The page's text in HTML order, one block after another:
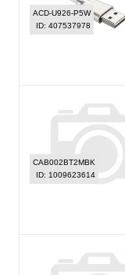
ACD-U926-P5W
ID: 407537978
CAB002BT2MBK
ID: 1009623614